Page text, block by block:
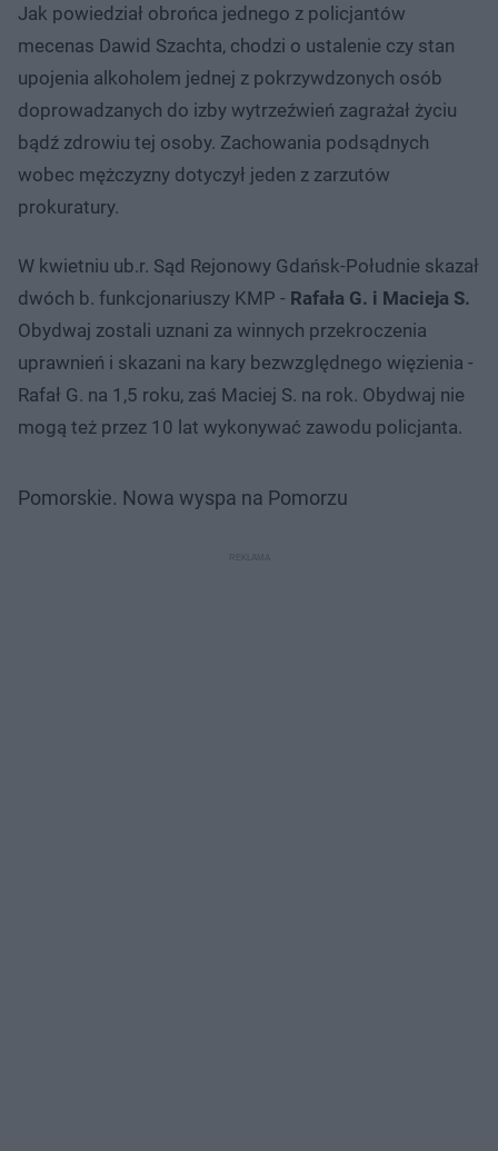
Jak powiedział obrońca jednego z policjantów
mecenas Dawid Szachta, chodzi o ustalenie czy stan
upojenia alkoholem jednej z pokrzywdzonych osób
doprowadzanych do izby wytrzeźwień zagrażał życiu
bądź zdrowiu tej osoby. Zachowania podsądnych
wobec mężczyzny dotyczył jeden z zarzutów
prokuratury.
W kwietniu ub.r. Sąd Rejonowy Gdańsk-Południe skazał
dwóch b. funkcjonariuszy KMP - Rafała G. i Macieja S.
Obydwaj zostali uznani za winnych przekroczenia
uprawnień i skazani na kary bezwzględnego więzienia -
Rafał G. na 1,5 roku, zaś Maciej S. na rok. Obydwaj nie
mogą też przez 10 lat wykonywać zawodu policjanta.
Pomorskie. Nowa wyspa na Pomorzu